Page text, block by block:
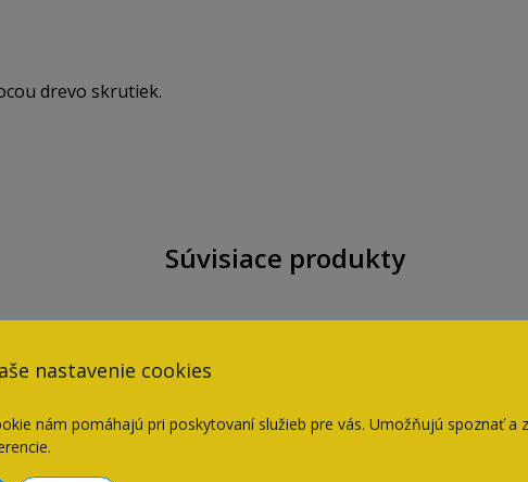
nastavenie cookies
nám pomáhajú pri poskytovaní služieb pre vás. Umožňujú spoznať a
drevo skrutiek.
Súvisiace produkty